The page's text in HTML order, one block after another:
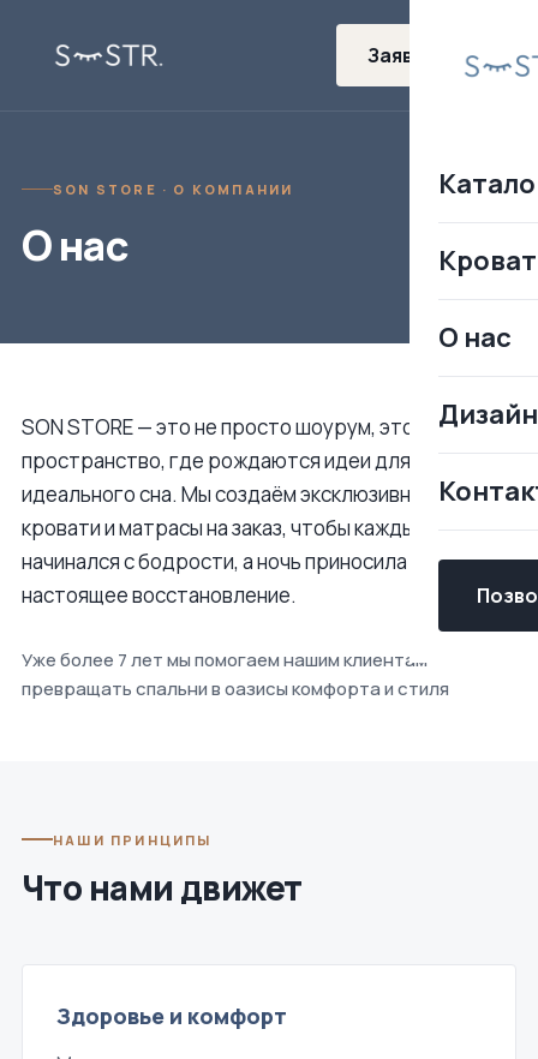
Заявка
О нас
SON STORE · О КОМПАНИИ
О нас
SON STORE — это не просто шоурум, это
пространство, где рождаются идеи для вашего
идеального сна. Мы создаём эксклюзивные
кровати и матрасы на заказ, чтобы каждый день
начинался с бодрости, а ночь приносила
настоящее восстановление.
Уже более 7 лет мы помогаем нашим клиентам
превращать спальни в оазисы комфорта и стиля
НАШИ ПРИНЦИПЫ
Что нами движет
Здоровье и комфорт